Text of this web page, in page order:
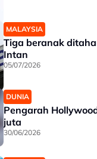
MALAYSIA
Tiga beranak
Intan
05/07/2026
DUNIA
Pengarah
juta
30/06/2026